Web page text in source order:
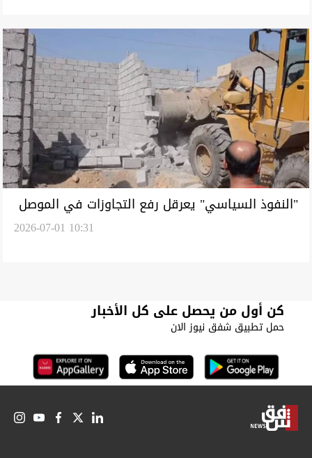
"النفوذ السياسي" يعرقل رفع التجاوزات في الموصل
2026-07-01 10:31
كن أول من يحصل على كل الأخبار
حمل تطبيق شفق نيوز الان